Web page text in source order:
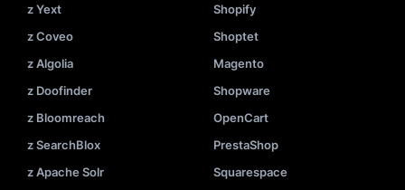
z Yext
z Coveo
z Algolia
z Doofinder
z Bloomreach
z SearchBlox
z Apache Solr
Shopify
Shoptet
Magento
Shopware
OpenCart
PrestaShop
Squarespace